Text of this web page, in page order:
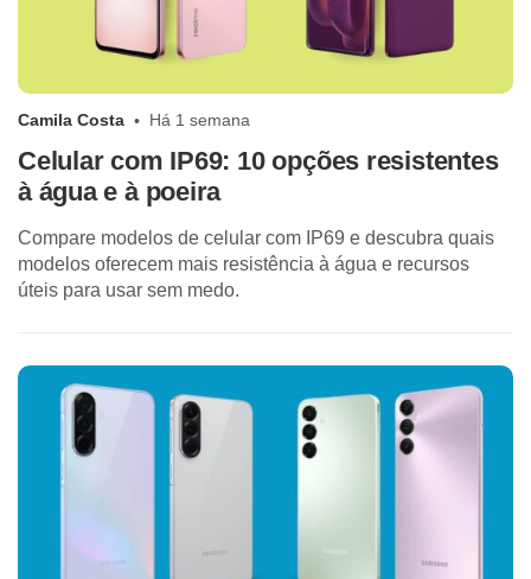
Camila Costa Há 1 semana
Celular com IP69: 10 opções resistentes
à água e à poeira
Compare modelos de celular com IP69 e descubra quais
modelos oferecem mais resistência à água e recursos
úteis para usar sem medo.